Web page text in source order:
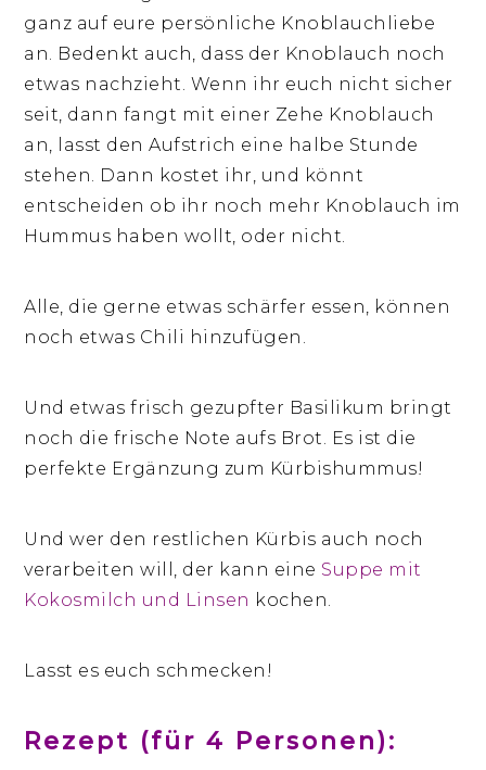
ganz auf eure persönliche Knoblauchliebe
an. Bedenkt auch, dass der Knoblauch noch
etwas nachzieht. Wenn ihr euch nicht sicher
seit, dann fangt mit einer Zehe Knoblauch
an, lasst den Aufstrich eine halbe Stunde
stehen. Dann kostet ihr, und könnt
entscheiden ob ihr noch mehr Knoblauch im
Hummus haben wollt, oder nicht.
Alle, die gerne etwas schärfer essen, können
noch etwas Chili hinzufügen.
Und etwas frisch gezupfter Basilikum bringt
noch die frische Note aufs Brot. Es ist die
perfekte Ergänzung zum Kürbishummus!
Und wer den restlichen Kürbis auch noch
verarbeiten will, der kann eine Suppe mit
Kokosmilch und Linsen kochen.
Lasst es euch schmecken!
Rezept (für 4 Personen):